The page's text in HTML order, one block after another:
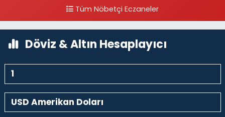
HASTANESİ KARŞISI
Tüm Nöbetçi Eczaneler
Döviz & Altın Hesaplayıcı